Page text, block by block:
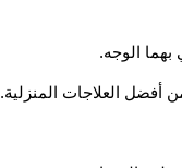
الوجه.
العلاجات المنزلية.